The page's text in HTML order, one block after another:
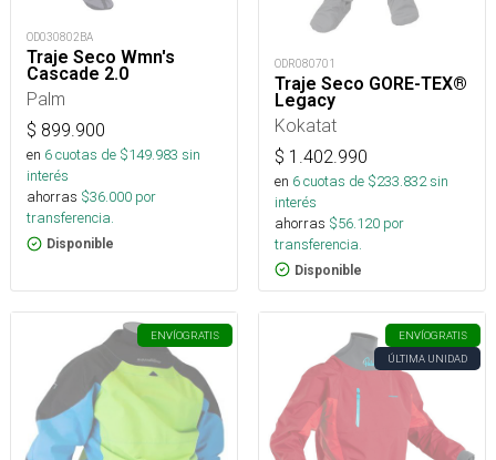
OD030802BA
Traje Seco Wmn's
Cascade 2.0
Palm
$ 899.900
en 6cuotas de $149.983 sin
interés
ahorras $36.000 por
transferencia.
Disponible
ODR080701
Traje Seco GORE-TEX®
Legacy
Kokatat
$ 1.402.990
en 6cuotas de $233.832sin
interés
ahorras $56.120 por
transferencia.
Disponible
ENVÍOGRATIS ENVÍOGRATIS
ÚLTIMA UNIDAD